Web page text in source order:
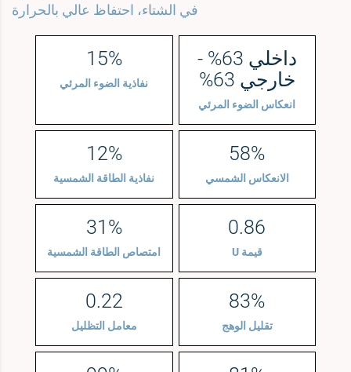
في الشتاء، احتفاظ عالي بالحرارة
15%
نفاذية الضوء المرئي
داخلي 63% -
خارجي 63%
انعكاس الضوء المرئي
12%
نفاذية الطاقة الشمسية
58%
الانعكاس الشمسي
31%
امتصاص الطاقة الشمسية
0.86
قيمة U
0.22
معامل التظليل
83%
تقليل الوهج